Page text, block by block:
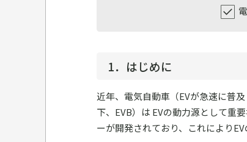
1．はじめに
近年、電気自動車（EVが急速に普
下、EVB）は EVの動力源として重
ーが開発されており、これにより